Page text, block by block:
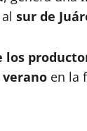
sur de
los
en la